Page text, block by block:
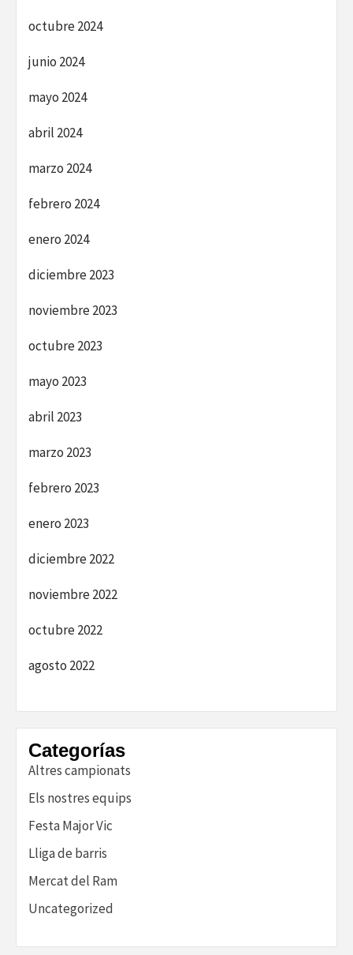
octubre 2024
junio 2024
mayo 2024
abril 2024
marzo 2024
febrero 2024
enero 2024
diciembre 2023
noviembre 2023
octubre 2023
mayo 2023
abril 2023
marzo 2023
febrero 2023
enero 2023
diciembre 2022
noviembre 2022
octubre 2022
agosto 2022
Categorías
Altres campionats
Els nostres equips
Festa Major Vic
Lliga de barris
Mercat del Ram
Uncategorized